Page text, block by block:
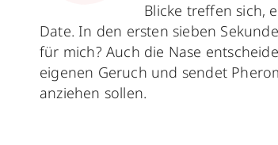
Blicke treffen sich,
Date. In den ersten sieben
für mich? Auch die Nase
eigenen Geruch und sendet
anziehen sollen.